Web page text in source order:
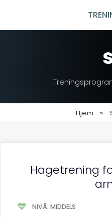
Hjem »
Hagetrening
NIVÅ: MIDDELS